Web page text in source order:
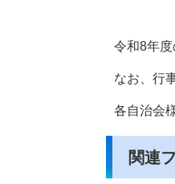
令和8年度
なお、行
各自治会
関連